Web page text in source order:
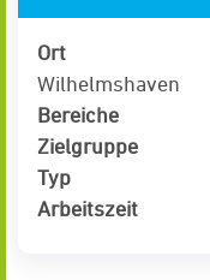
Ort
Wilhelmshaven
Bereiche
Zielgruppe
Typ
Arbeitszeit